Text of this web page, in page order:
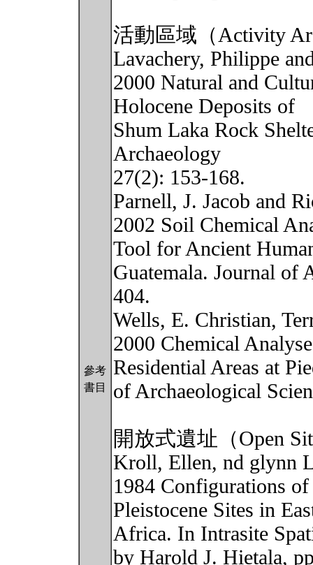
參考
書目
活動區域（Activity
Lavachery, Philippe
2000 Natural and
Holocene Deposits of
Shum Laka Rock
Archaeology
27(2): 153-168.
Parnell, J. Jacob and
2002 Soil Chemical
Tool for Ancient
Guatemala. Journal of
404.
Wells, E. Christian,
2000 Chemical
Residential Areas at
of Archaeological
開放式遺址（Open
Kroll, Ellen, nd glynn
1984 Configurations
Pleistocene Sites in
Africa. In Intrasite
by Harold J. Hietala,